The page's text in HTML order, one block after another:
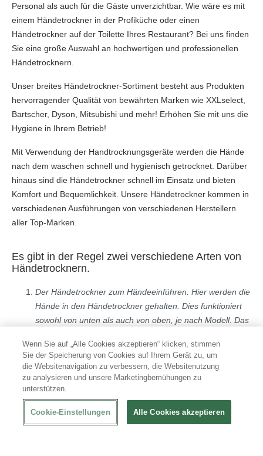
Personal als auch für die Gäste unverzichtbar. Wie wäre es mit
einem Händetrockner in der Profiküche oder einen
Händetrockner auf der Toilette Ihres Restaurant? Bei uns finden
Sie eine große Auswahl an hochwertigen und professionellen
Händetrocknern.
Unser breites Händetrockner-Sortiment besteht aus Produkten
hervorragender Qualität von bewährten Marken wie XXLselect,
Bartscher, Dyson, Mitsubishi und mehr! Erhöhen Sie mit uns die
Hygiene in Ihrem Betrieb!
Mit Verwendung der Handtrocknungsgeräte werden die Hände
nach dem waschen schnell und hygienisch getrocknet. Darüber
hinaus sind die Händetrockner schnell im Einsatz und bieten
Komfort und Bequemlichkeit. Unsere Händetrockner kommen in
verschiedenen Ausführungen von verschiedenen Herstellern
aller Top-Marken.
Es gibt in der Regel zwei verschiedene Arten von
Händetrocknern.
Der Händetrockner zum Händeeinführen. Hier werden die
Hände in den Händetrockner gehalten. Dies funktioniert
sowohl von unten als auch von oben, je nach Modell. Das
schnellen Trocknungsergebnis. Diese Modelle werden
auch Jet-Händetrockner genannt.
Der normale Händetrockner. Das altbewährte Modell bläst
warme Luft nach unten und trocknet so langsam und
Luftgeschwindigkeit beträgt die Trocknungszeit nur noch
Wenn Sie auf „Alle Cookies akzeptieren“ klicken, stimmen
Sie der Speicherung von Cookies auf Ihrem Gerät zu, um
die Websitenavigation zu verbessern, die Websitenutzung
zu analysieren und unsere Marketingbemühungen zu
unterstützen.
Cookie-Einstellungen Alle Cookies akzeptieren